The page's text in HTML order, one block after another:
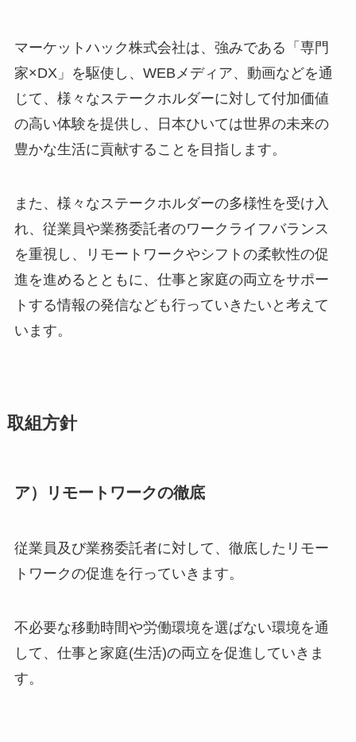
マーケットハック株式会社は、強みである「専門
家×DX」を駆使し、WEBメディア、動画などを通
じて、様々なステークホルダーに対して付加価値
の高い体験を提供し、日本ひいては世界の未来の
豊かな生活に貢献することを目指します。
また、様々なステークホルダーの多様性を受け入
れ、従業員や業務委託者のワークライフバランス
を重視し、リモートワークやシフトの柔軟性の促
進を進めるとともに、仕事と家庭の両立をサポー
トする情報の発信なども行っていきたいと考えて
います。
取組方針
ア）リモートワークの徹底
従業員及び業務委託者に対して、徹底したリモー
トワークの促進を行っていきます。
不必要な移動時間や労働環境を選ばない環境を通
して、仕事と家庭(生活)の両立を促進していきま
す。